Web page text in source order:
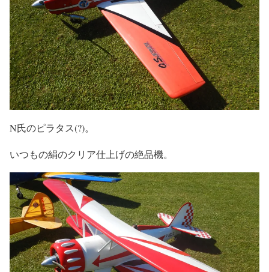
N氏のピラタス(?)。
いつもの絹のクリア仕上げの絶品機。